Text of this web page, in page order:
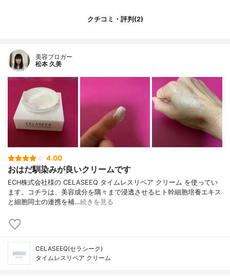
２－ヘキサンジオール、クエン酸、クエン
キル（C１０ー３０））クロスポリマー、E
DTA－２Na、水酸化K、フェノキシエタノ
クチコミ・評判(2)
美容ブロガー
松本 久美
4.00
おはだ馴染みが良いクリームです
ECH株式会社様の CELASEEQ タイムレスリペア クリーム を使ってい
ます。コチラは、美容成分を隅々まで浸透させるヒト幹細胞培養エキス
と細胞同士の連携を補…続きを見る
CELASEEQ(セラシーク)
タイムレスリペア クリーム